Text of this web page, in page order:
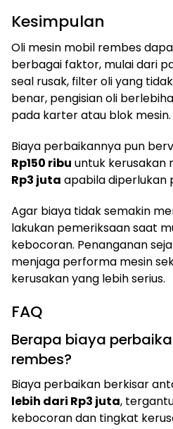
Kesimpulan
Oli mesin mobil rembes
berbagai faktor, mulai dari
seal rusak, filter oli yang
benar, pengisian oli
pada karter atau blok mesin.
Biaya perbaikannya pun
Rp150 ribu untuk kerusakan
Rp3 juta apabila diperlukan
Agar biaya tidak semakin
lakukan pemeriksaan saat
kebocoran. Penanganan
menjaga performa mesin
kerusakan yang lebih serius.
FAQ
Berapa biaya
rembes?
Biaya perbaikan berkisar
lebih dari Rp3 juta,
kebocoran dan tingkat